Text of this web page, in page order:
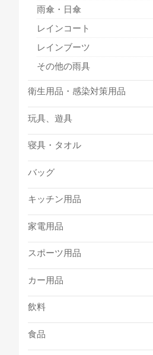
雨傘・日傘
レインコート
レインブーツ
その他の雨具
衛生用品・感染対策用品
玩具、遊具
寝具・タオル
バッグ
キッチン用品
家電用品
スポーツ用品
カー用品
飲料
食品